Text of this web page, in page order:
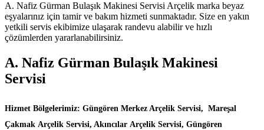
A. Nafiz Gürman Bulaşık Makinesi Servisi Arçelik marka beyaz
eşyalarınız için tamir ve bakım hizmeti sunmaktadır. Size en yakın
yetkili servis ekibimize ulaşarak randevu alabilir ve hızlı
çözümlerden yararlanabilirsiniz.
A. Nafiz Gürman Bulaşık Makinesi
Servisi
Hizmet Bölgelerimiz: Güngören Merkez Arçelik Servisi, Mareşal
Çakmak Arçelik Servisi, Akıncılar Arçelik Servisi, Güngören